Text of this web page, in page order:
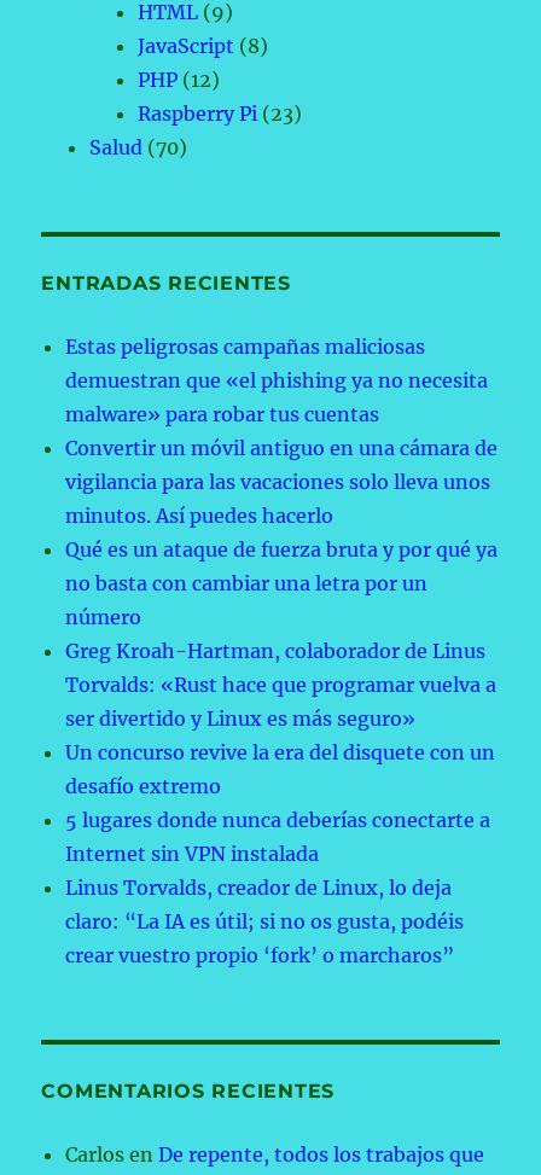
HTML (9)
JavaScript (8)
PHP (12)
Raspberry Pi (23)
Salud (70)
ENTRADAS RECIENTES
Estas peligrosas campañas maliciosas
demuestran que «el phishing ya no necesita
malware» para robar tus cuentas
Convertir un móvil antiguo en una cámara de
vigilancia para las vacaciones solo lleva unos
minutos. Así puedes hacerlo
Qué es un ataque de fuerza bruta y por qué ya
no basta con cambiar una letra por un
número
Greg Kroah-Hartman, colaborador de Linus
Torvalds: «Rust hace que programar vuelva a
ser divertido y Linux es más seguro»
Un concurso revive la era del disquete con un
desafío extremo
5 lugares donde nunca deberías conectarte a
Internet sin VPN instalada
Linus Torvalds, creador de Linux, lo deja
claro: “La IA es útil; si no os gusta, podéis
crear vuestro propio ‘fork’ o marcharos”
COMENTARIOS RECIENTES
Carlos enDe repente, todos los trabajos que